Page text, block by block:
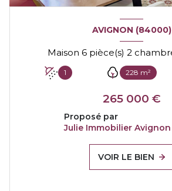
AVIGNON (84000)
1 228 m²
265 000 €
Proposé par
Julie Immobilier Avignon
VOIR LE BIEN